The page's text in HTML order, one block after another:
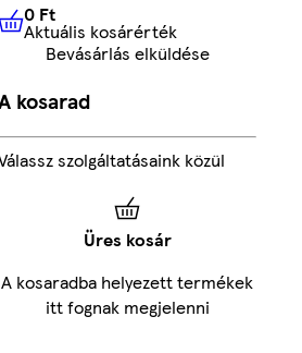
0 FtAktuális kosárérték
0 Ft
Aktuális kosárérték
Bevásárlás elküldése
kosarad
szolgáltatásaink közül
Üres kosár
A kosaradba helyezett termékek
itt fognak megjelenni